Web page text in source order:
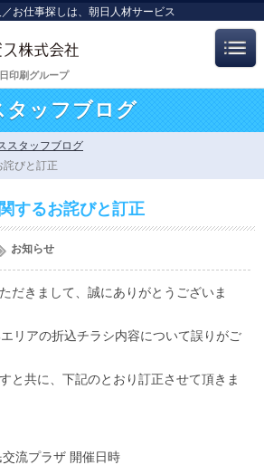
お仕事探しは、朝日人材サービス
印刷グループ
タッフブログ
スタッフブログ
詫びと訂正
するお詫びと訂正
お知らせ
だきまして、誠にありがとうございま
リアの折込チラシ内容について誤りがご
と共に、下記のとおり訂正させて頂きま
流プラザ 開催日時